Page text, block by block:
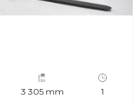
3 305 mm 1